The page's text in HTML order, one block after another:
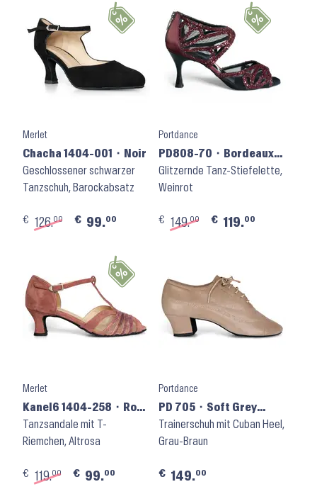
Merlet
Chacha 1404-001 ⬝ Noir
Geschlossener schwarzer
Tanzschuh, Barockabsatz
€ 126.00 € 99.00
Portdance
PD808-70 ⬝ Bordeaux
Glitter Satin
Glitzernde Tanz-Stiefelette,
Weinrot
€ 149.00 € 119.00
Merlet
Kanel6 1404-258 ⬝ Rose
Indien
Tanzsandale mit T-
Riemchen, Altrosa
€ 119.00 € 99.00
Portdance
PD 705 ⬝ Soft Grey
Suede
Trainerschuh mit Cuban Heel,
Grau-Braun
€ 149.00